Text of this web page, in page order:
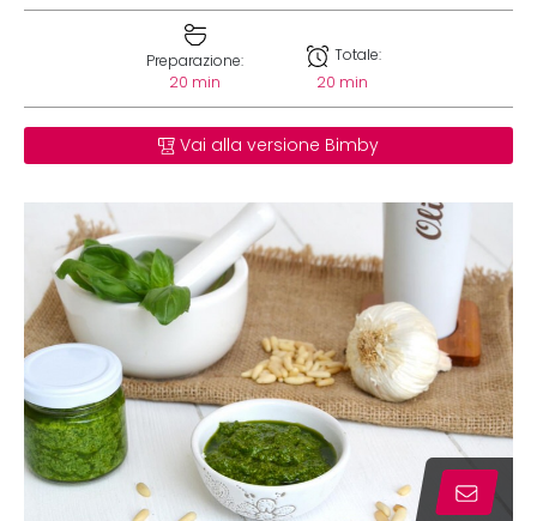
Preparazione:
20 min
Totale:
20 min
Vai alla versione Bimby